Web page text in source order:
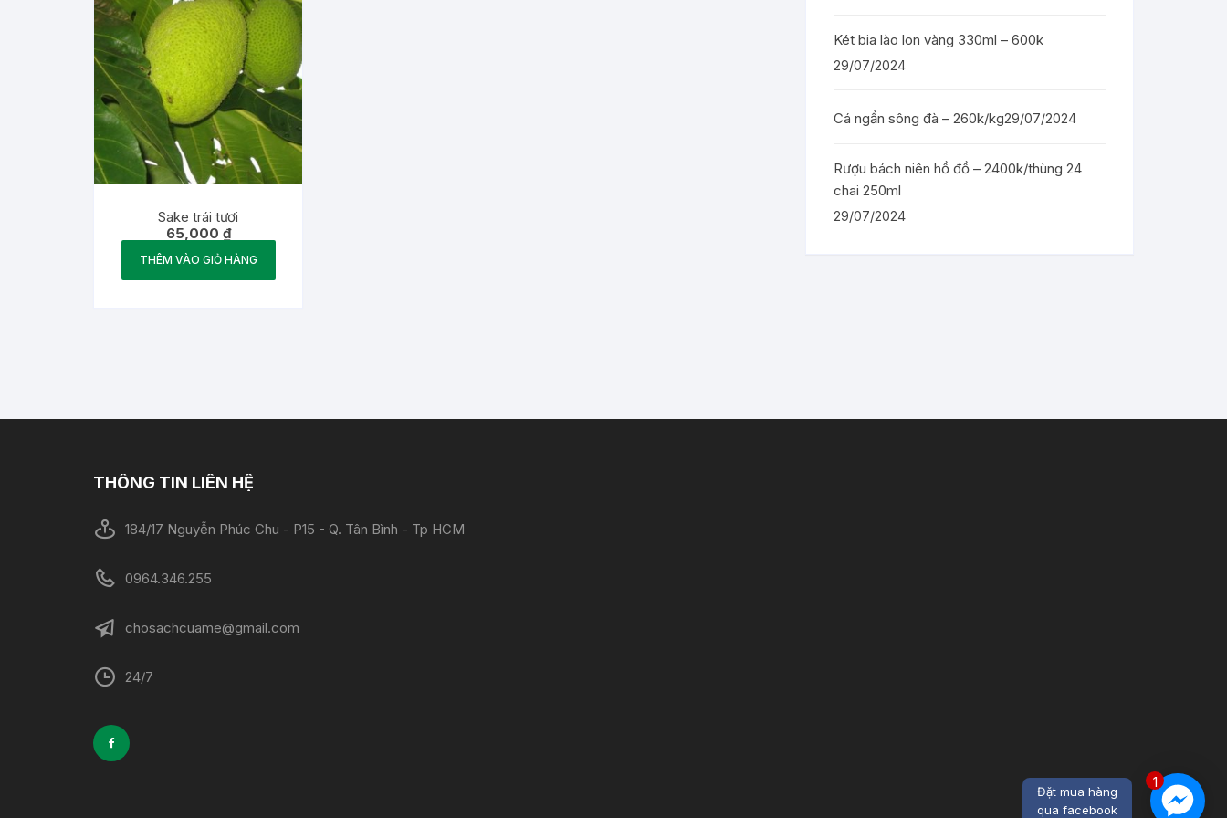
1
Đặt mua hàng
qua facebook
Sake trái tươi
65,000 ₫
THÊM VÀO GIỎ HÀNG
Két bia lào lon vàng 330ml – 600k
29/07/2024
Cá ngần sông đà – 260k/kg29/07/2024
Rượu bách niên hồ đồ – 2400k/thùng 24
chai 250ml
29/07/2024
THÔNG TIN LIÊN HỆ
184/17 Nguyễn Phúc Chu - P15 - Q. Tân Bình - Tp HCM
0964.346.255
chosachcuame@gmail.com
24/7